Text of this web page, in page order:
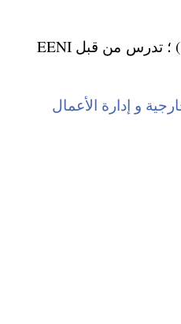
هذا الموضوع جزء من برامج التعليم العالي التالية ( دورة، ماجستير ، دكتوراه ) ؛ تدرس من قبل EENI
و إدارة الأعمال